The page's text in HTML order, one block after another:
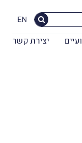
EN
יצירת קשר